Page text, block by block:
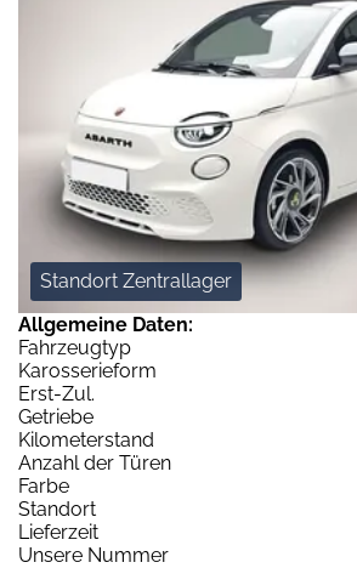
Standort Zentrallager
Allgemeine Daten:
Fahrzeugtyp
Karosserieform
Erst-Zul.
Getriebe
Kilometerstand
Anzahl der Türen
Farbe
Standort
Lieferzeit
Unsere Nummer